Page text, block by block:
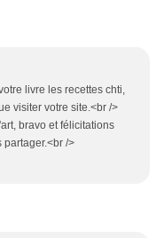
livre les recettes chti,
visiter votre site.<br />
bravo et félicitations
partager.<br />